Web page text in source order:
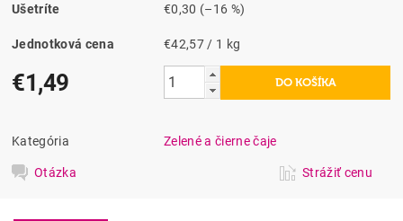
Ušetríte €0,30 (–16 %)
Jednotková cena €42,57 / 1 kg
€1,49
Kategória Zelené a čierne čaje
Otázka Strážiť cenu